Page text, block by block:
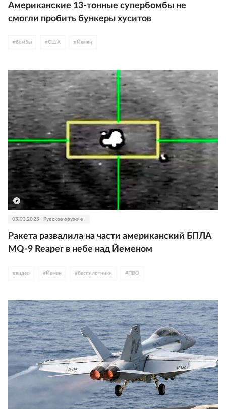
Американские 13-тонные супербомбы не
смогли пробить бункеры хуситов
#бомбы #США # Йемен
05.03.2025 Русское оружие
Ракета развалила на части американский БПЛА
MQ-9 Reaper в небе над Йеменом
#видео # Йемен #беспилотники # ПВО